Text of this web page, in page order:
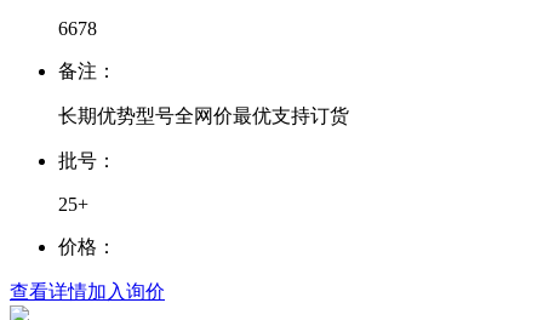
6678
备注：
长期优势型号全网价最优支持订货
批号：
25+
价格：
查看详情加入询价